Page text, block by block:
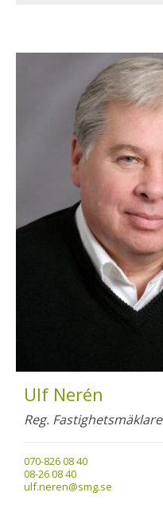
Ulf Nerén
Reg. Fastighetsmäklare
070-826 08 40
08-26 08 40
ulf.neren@smg.se